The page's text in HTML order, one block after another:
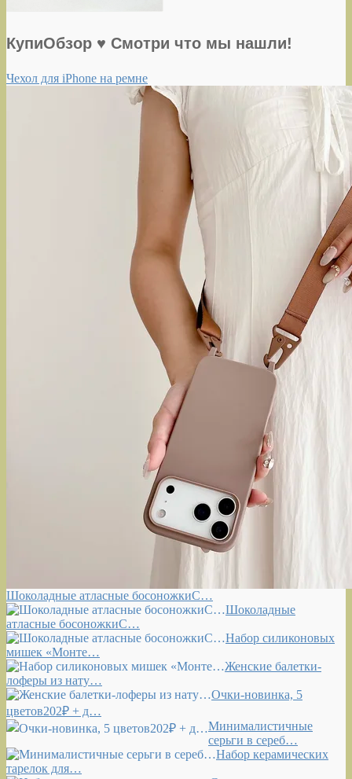
КупиОбзор ♥ Смотри что мы нашли!
Чехол для iPhone на ремне
Шоколадные атласные босоножкиС…
Шоколадные
атласные босоножкиС…
Набор силиконовых
мишек «Монте…
Женские балетки-
лоферы из нату…
Очки-новинка, 5
цветов202₽ + д…
Минималистичные
серьги в сереб…
Набор керамических
тарелок для…